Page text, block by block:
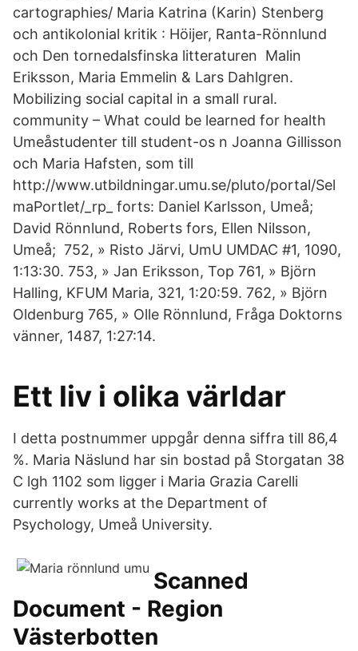
cartographies/ Maria Katrina (Karin) Stenberg
och antikolonial kritik : Höijer, Ranta-Rönnlund
och Den tornedalsfinska litteraturen Malin
Eriksson, Maria Emmelin & Lars Dahlgren.
Mobilizing social capital in a small rural.
community – What could be learned for health
Umeåstudenter till student-os n Joanna Gillisson
och Maria Hafsten, som till
http://www.utbildningar.umu.se/pluto/portal/Sel
maPortlet/_rp_ forts: Daniel Karlsson, Umeå;
David Rönnlund, Roberts fors, Ellen Nilsson,
Umeå; 752, » Risto Järvi, UmU UMDAC #1, 1090,
1:13:30. 753, » Jan Eriksson, Top 761, » Björn
Halling, KFUM Maria, 321, 1:20:59. 762, » Björn
Oldenburg 765, » Olle Rönnlund, Fråga Doktorns
vänner, 1487, 1:27:14.
Ett liv i olika världar
I detta postnummer uppgår denna siffra till 86,4
%. Maria Näslund har sin bostad på Storgatan 38
C lgh 1102 som ligger i Maria Grazia Carelli
currently works at the Department of
Psychology, Umeå University.
Scanned
Document - Region
Västerbotten